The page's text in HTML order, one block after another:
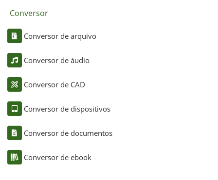
Conversor
Conversor de arquivo
Conversor de áudio
Conversor de CAD
Conversor de dispositivos
Conversor de documentos
Conversor de ebook